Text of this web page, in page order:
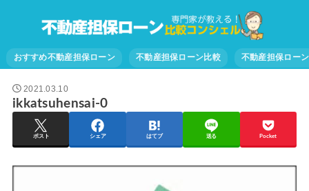
おすすめ不動産担保ローン 不動産担保ローン比較 不動産担保ロー
2021.03.10
ikkatsuhensai-0
ポスト シェア はてブ 送る Pocket